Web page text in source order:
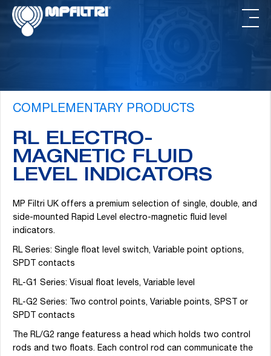
Skip
Skip
footer
COMPLEMENTARY PRODUCTS
RL ELECTRO-
MAGNETIC FLUID
LEVEL INDICATORS
MP Filtri UK offers a premium selection of single, double, and
side-mounted Rapid Level electro-magnetic fluid level
indicators.
RL Series: Single float level switch, Variable point options,
SPDT contacts
RL-G1 Series: Visual float levels, Variable level
RL-G2 Series: Two control points, Variable points, SPST or
SPDT contacts
The RL/G2 range featuress a head which holds two control
rods and two floats. Each control rod can communicate the